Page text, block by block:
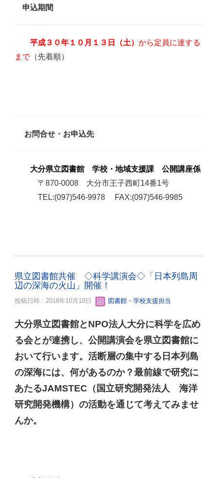
申込期間
平成３０年１０月１３日（土） から定員に達する
まで（先着順）
お問合せ・お申込先
大分県立図書館 学校・地域支援課 公開講座係
〒870-0008 大分市王子西町14番1号
TEL:(097)546-9978 FAX:(097)546-9985
県立図書館共催 ◇科学講演会◇「日本列島周
辺の深海の火山」開催！
投稿日時 : 2018年10月18日 図書館・学校支援担当
大分県立図書館とNPO法人大分に科学を広め
る会とが連携し、公開講演会を県立図書館に
おいて行います。活断層の集中する日本列島
の深海には、何があるのか？最前線で研究に
あたるJAMSTEC（国立研究開発法人 海洋
研究開発機構）の活動を通じて考えてみませ
んか。